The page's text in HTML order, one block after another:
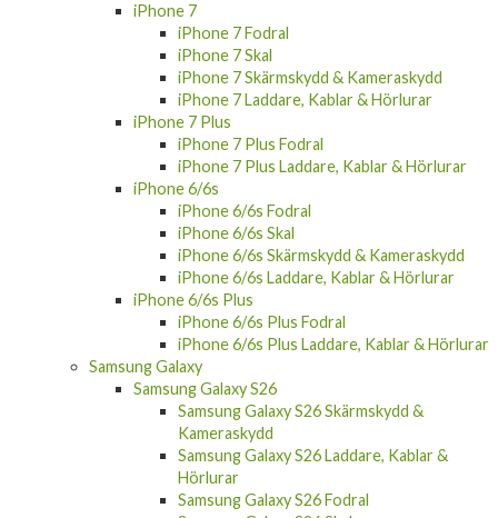
iPhone 7 Fodral
iPhone 7 Skal
iPhone 7 Skärmskydd & Kameraskydd
iPhone 7 Laddare, Kablar & Hörlurar
iPhone 7 Plus
iPhone 7 Plus Fodral
iPhone 7 Plus Laddare, Kablar & Hörlurar
iPhone 6/6s
iPhone 6/6s Fodral
iPhone 6/6s Skal
iPhone 6/6s Skärmskydd & Kameraskydd
iPhone 6/6s Laddare, Kablar & Hörlurar
iPhone 6/6s Plus
iPhone 6/6s Plus Fodral
iPhone 6/6s Plus Laddare, Kablar & Hörlurar
Samsung Galaxy
Samsung Galaxy S26
Samsung Galaxy S26 Skärmskydd &
Kameraskydd
Samsung Galaxy S26 Laddare, Kablar &
Hörlurar
Samsung Galaxy S26 Fodral
Samsung Galaxy S26 Skal